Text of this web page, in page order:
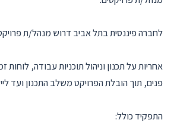
לחברה פיננסית בתל אביב דרוש מנהל/ת
אחריות על תכנון וניהול תוכניות עבודה,
פנים, תוך הובלת הפרויקט משלב התכנון ועד
התפקיד כולל: